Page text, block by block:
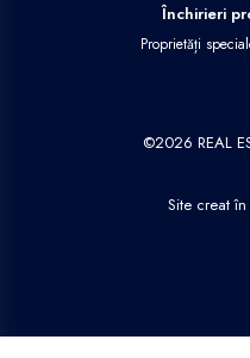
Închirieri
Proprietăți
©2026 REAL
Site creat în